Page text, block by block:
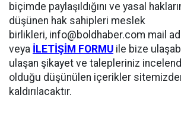
biçimde paylaşıldığını ve yasal
düşünen hak sahipleri meslek
birlikleri, info@boldhaber.com mail
veya İLETİŞİM FORMU ile bize
ulaşan şikayet ve talepleriniz
olduğu düşünülen içerikler
kaldırılacaktır.